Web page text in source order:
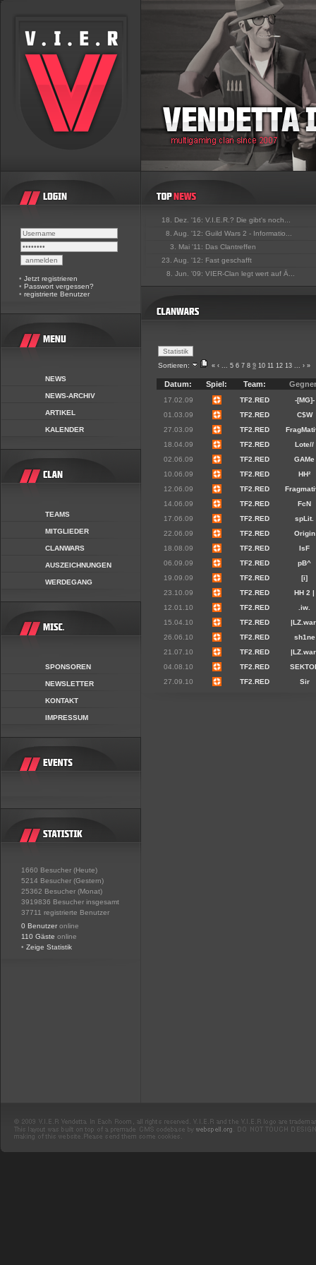
• Jetzt registrieren
• Passwort vergessen?
• registrierte Benutzer
NEWS
NEWS-ARCHIV
ARTIKEL
KALENDER
TEAMS
MITGLIEDER
CLANWARS
AUSZEICHNUNGEN
WERDEGANG
SPONSOREN
NEWSLETTER
KONTAKT
IMPRESSUM
1660 Besucher (Heute)
5214 Besucher (Gestern)
25362 Besucher (Monat)
3919836 Besucher insgesamt
37711 registrierte Benutzer
0 Benutzer online
110 Gäste online
• Zeige Statistik
18. Dez. '16: V.I.E.R.? Die gibt's noch...
8. Aug. '12: Guild Wars 2 - Informatio...
3. Mai '11: Das Clantreffen
23. Aug. '12: Fast geschafft
8. Jun. '09: VIER-Clan legt wert auf Ä...
Sortieren: « ‹ ... 5 6 7 8 9 10 11 12 13 ... › »
Datum: Spiel: Team:
17.02.09 TF2.RED
-[MG]-
01.03.09
TF2.RED
C$W
27.03.09
TF2.RED
18.04.09
TF2.RED
Lote//
02.06.09
TF2.RED
GAMe
10.06.09
TF2.RED
HH²
12.06.09
TF2.RED
14.06.09
TF2.RED
FcN
17.06.09
TF2.RED
spLit.
22.06.09
TF2.RED
Origin
18.08.09
TF2.RED
IsF
06.09.09
TF2.RED
pB^
19.09.09
TF2.RED
[i]
23.10.09
TF2.RED
HH 2 |
12.01.10
TF2.RED
.iw.
15.04.10
TF2.RED
26.06.10
TF2.RED
sh1ne
21.07.10
TF2.RED
04.08.10
TF2.RED
27.09.10
TF2.RED Sir